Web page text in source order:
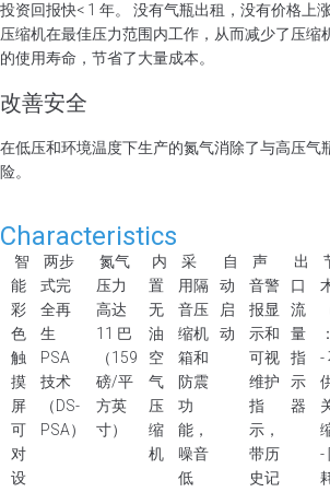
投资回报快< 1 年。 没有气瓶出租，没有价格上
压缩机在最佳压力范围内工作，从而减少了压缩
的使用寿命，节省了大量成本。
改善安全
在低压和环境温度下生产的氮气消除了与高压气
险。
Characteristics
智
能
彩
色
触
摸
屏
可
对
设
两步
式完
全再
生
PSA
技术
（DS-
PSA）
氮气
压力
高达
11 巴
（159
磅/平
方英
寸）
内
置
无
油
空
气
压
缩
机
采
用隔
音压
缩机
箱和
防震
功
能，
噪音
低
自
动
启
动
声
音警
报显
示和
可视
维护
指
示，
带历
史记
出
口
流
量
指
示
器
：
-
-